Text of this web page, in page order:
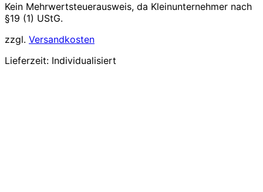
Kein Mehrwertsteuerausweis, da Kleinunternehmer nach
§19 (1) UStG.
zzgl. Versandkosten
Lieferzeit: Individualisiert